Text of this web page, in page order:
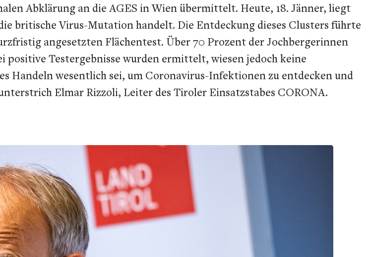
Abklärung an die AGES in Wien übermittelt. Heute, 18. Jänner, liegt
britische Virus-Mutation handelt. Die Entdeckung dieses Clusters führte
angesetzten Flächentest. Über 70 Prozent der Jochbergerinnen
positive Testergebnisse wurden ermittelt, wiesen jedoch keine
Handeln wesentlich sei, um Coronavirus-Infektionen zu entdecken und
Elmar Rizzoli, Leiter des Tiroler Einsatzstabes CORONA.